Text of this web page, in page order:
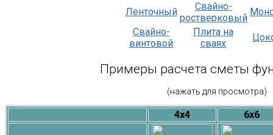
Ленточный
Свайно-
ростверковый
Свайно-
винтовой
Плита на
сваях
Примеры расчета сметы
(нажать для просмотра)
4х4 6х6